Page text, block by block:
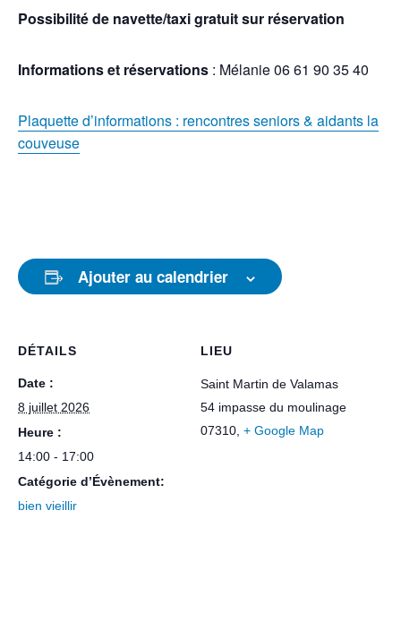
Possibilité de navette/taxi gratuit sur réservation
Informations et réservations : Mélanie 06 61 90 35 40
Plaquette d’informations : rencontres seniors & aidants la
couveuse
Ajouter au calendrier
DÉTAILS
Date :
8 juillet 2026
Heure :
14:00 - 17:00
Catégorie d’Évènement:
bien vieillir
LIEU
Saint Martin de Valamas
54 impasse du moulinage
07310, + Google Map